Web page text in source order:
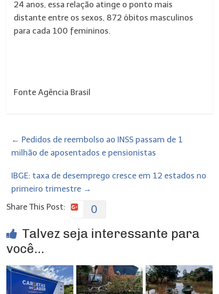
24 anos, essa relação atinge o ponto mais
distante entre os sexos, 872 óbitos masculinos
para cada 100 femininos.
Fonte Agência Brasil
← Pedidos de reembolso ao INSS passam de 1
milhão de aposentados e pensionistas
IBGE: taxa de desemprego cresce em 12 estados no
primeiro trimestre →
Share This Post:
0
Talvez seja interessante para
você...